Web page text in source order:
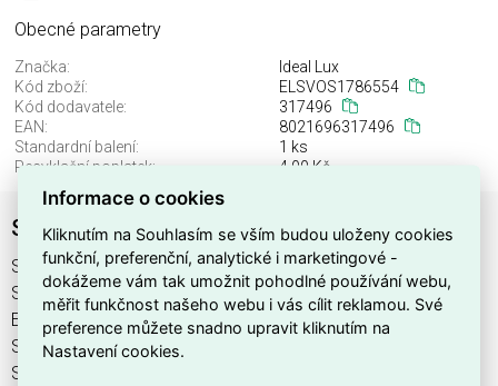
Obecné parametry
Značka:
Ideal Lux
Kód zboží:
ELSVOS1786554
Kód dodavatele:
317496
EAN:
8021696317496
Standardní balení:
1 ks
Recyklační poplatek:
4,00 Kč
SPIKE PL1 SQUARE NERO
SPIKE PL1 SQUARE NERO najdete v kategoriích Svítidla,
Svítidla, světelné zdroje a LED osvětlení, výrobce Ideal Lux,
EAN 8021696317496, kód dodavatele 317496. SPIKE PL1
SQUARE NERO nabízíme od 1 ks. Kód EMAS SPIKE PL1
SQUARE NERO je ELSVOS1786554.
Informace o cookies
Kliknutím na Souhlasím se vším budou uloženy cookies
funkční, preferenční, analytické i marketingové -
dokážeme vám tak umožnit pohodlné používání webu,
měřit funkčnost našeho webu i vás cílit reklamou. Své
preference můžete snadno upravit kliknutím na
Nastavení cookies.